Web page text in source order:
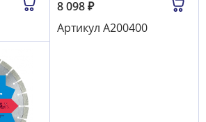
8 098₽
Артикул A200400